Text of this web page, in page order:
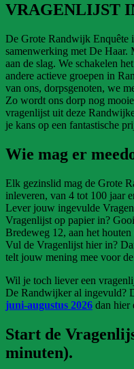
VRAGENLIJST
De Grote Randwijk Enquête
samenwerking met De Haar.
aan de slag. We schakelen
andere actieve groepen in
van ons, dorpsgenoten, we
Zo wordt ons dorp nog
vragenlijst uit deze
je kans op een fantastische
Wie mag er
Elk gezinslid mag de Grote
inleveren, van 4 tot 100 jaar
Lever jouw ingevulde
Vragenlijst op papier in?
Bredeweg 12, aan het houten
Vul de Vragenlijst hier in?
telt jouw mening mee voor
Wil je toch liever een
De Randwijker al ingevuld?
juni-augustus 2026 dan hier
Start de
minuten).